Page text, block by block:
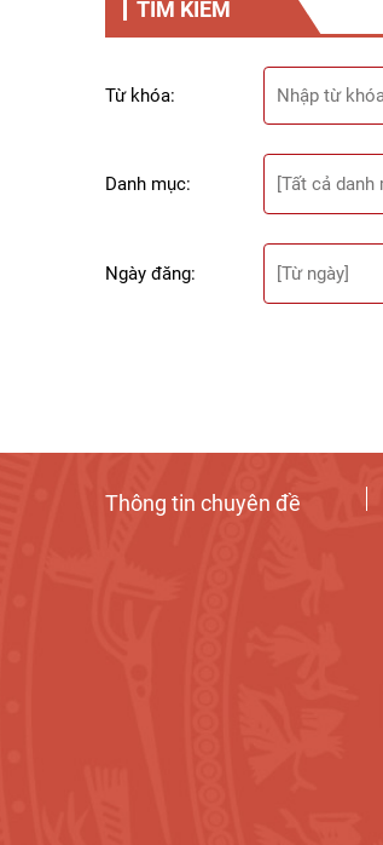
TÌM KIẾM
Từ khóa:
Danh mục:
Ngày đăng:
Thông tin chuyên đề